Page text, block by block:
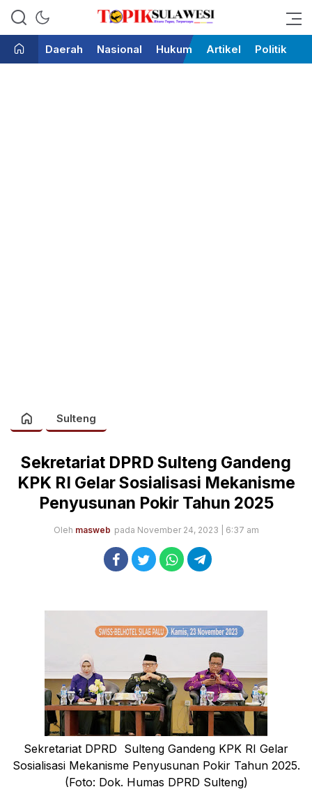
Topik Sulawesi
Bicara Tegas Terpercaya
Daerah
Nasional Hukum Artikel Politik
Sulteng
Sekretariat DPRD Sulteng Gandeng
KPK RI Gelar Sosialisasi Mekanisme
Penyusunan Pokir Tahun 2025
Oleh masweb pada November 24, 2023 | 6:37 am
Sekretariat DPRD Sulteng Gandeng KPK RI Gelar
Sosialisasi Mekanisme Penyusunan Pokir Tahun 2025.
(Foto: Dok. Humas DPRD Sulteng)